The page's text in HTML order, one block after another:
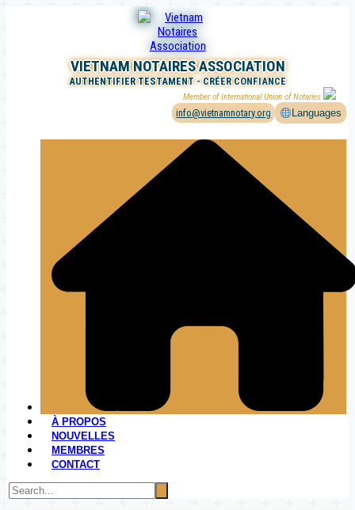
VIETNAM NOTAIRES ASSOCIATION
AUTHENTIFIER TESTAMENT - CRÉER CONFIANCE
Member of International Union of Notaries
info@vietnamnotary.org Languages
À PROPOS
NOUVELLES
MEMBRES
CONTACT